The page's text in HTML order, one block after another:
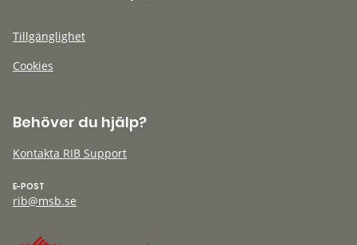
Tillgänglighet
Cookies
Behöver du hjälp?
Kontakta RIB Support
E-POST
rib@msb.se